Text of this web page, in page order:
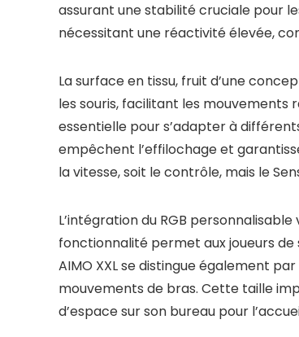
assurant une stabilité cruciale pour
nécessitant une réactivité élevée,
La surface en tissu, fruit d’une
les souris, facilitant les
essentielle pour s’adapter à
empêchent l’effilochage et
la vitesse, soit le contrôle, mais le
L’intégration du RGB
fonctionnalité permet aux joueurs de
AIMO XXL se distingue également
mouvements de bras. Cette taille
d’espace sur son bureau pour